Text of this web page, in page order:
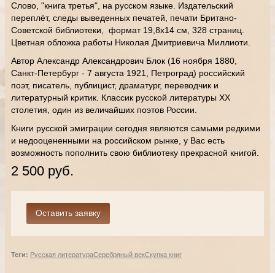
Слово, "книга третья", на русском языке. Издательский
переплёт, следы выведенных печатей, печати Британо-
Советской библиотеки, формат 19,8х14 см, 328 страниц.
Цветная обложка работы Николая Дмитриевича Миллиоти.
Автор Александр Александрович Блок (16 ноября 1880,
Санкт-Петербург - 7 августа 1921, Петроград) российский
поэт, писатель, публицист, драматург, переводчик и
литературный критик. Классик русской литературы XX
столетия, один из величайших поэтов России.
Книги русской эмиграции сегодня являются самыми редкими
и недооцененными на российском рынке, у Вас есть
возможность пополнить свою библиотеку прекрасной книгой.
2 500 руб.
Теги: Русская литератураСеребряный векСкупка книг